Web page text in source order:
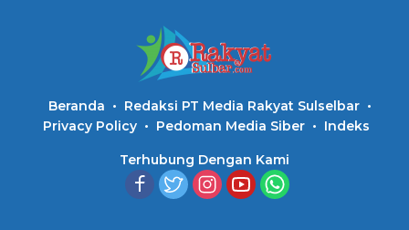
Beranda
Redaksi PT Media Rakyat Sulselbar
Privacy Policy
Pedoman Media Siber Indeks
Terhubung Dengan Kami